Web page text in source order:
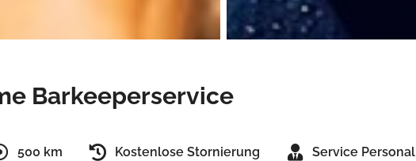
Barkeeperservice
500 km Kostenlose Stornierung Service Personal